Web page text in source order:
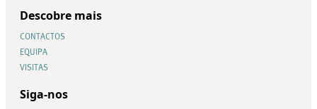
Descobre mais
CONTACTOS
EQUIPA
VISITAS
Siga-nos